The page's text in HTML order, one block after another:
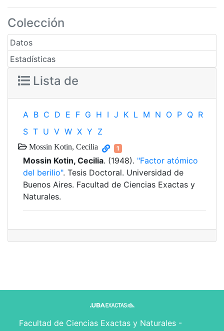
Colección
Datos
Estadísticas
Lista de
A B C D E F G H I J K L M N O P Q R
S T U V W X Y Z
Mossin Kotin, Cecilia 1
Mossin Kotin, Cecilia. (1948). "Factor atómico
del berilio". Tesis Doctoral. Universidad de
Buenos Aires. Facultad de Ciencias Exactas y
Naturales.
Facultad de Ciencias Exactas y Naturales -